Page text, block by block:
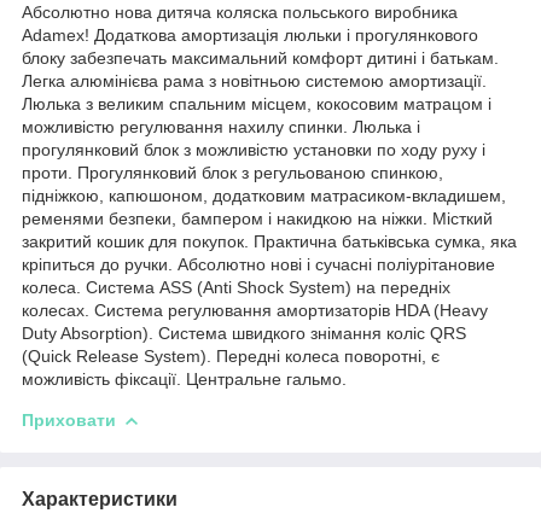
Абсолютно нова дитяча коляска польського виробника
Adamex! Додаткова амортизація люльки і прогулянкового
блоку забезпечать максимальний комфорт дитині і батькам.
Легка алюмінієва рама з новітньою системою амортизації.
Люлька з великим спальним місцем, кокосовим матрацом і
можливістю регулювання нахилу спинки. Люлька і
прогулянковий блок з можливістю установки по ходу руху і
проти. Прогулянковий блок з регульованою спинкою,
підніжкою, капюшоном, додатковим матрасиком-вкладишем,
ременями безпеки, бампером і накидкою на ніжки. Місткий
закритий кошик для покупок. Практична батьківська сумка, яка
кріпиться до ручки. Абсолютно нові і сучасні поліурітановие
колеса. Система ASS (Anti Shock System) на передніх
колесах. Система регулювання амортизаторів HDA (Heavy
Duty Absorption). Система швидкого знімання коліс QRS
(Quick Release System). Передні колеса поворотні, є
можливість фіксації. Центральне гальмо.
Приховати
Характеристики